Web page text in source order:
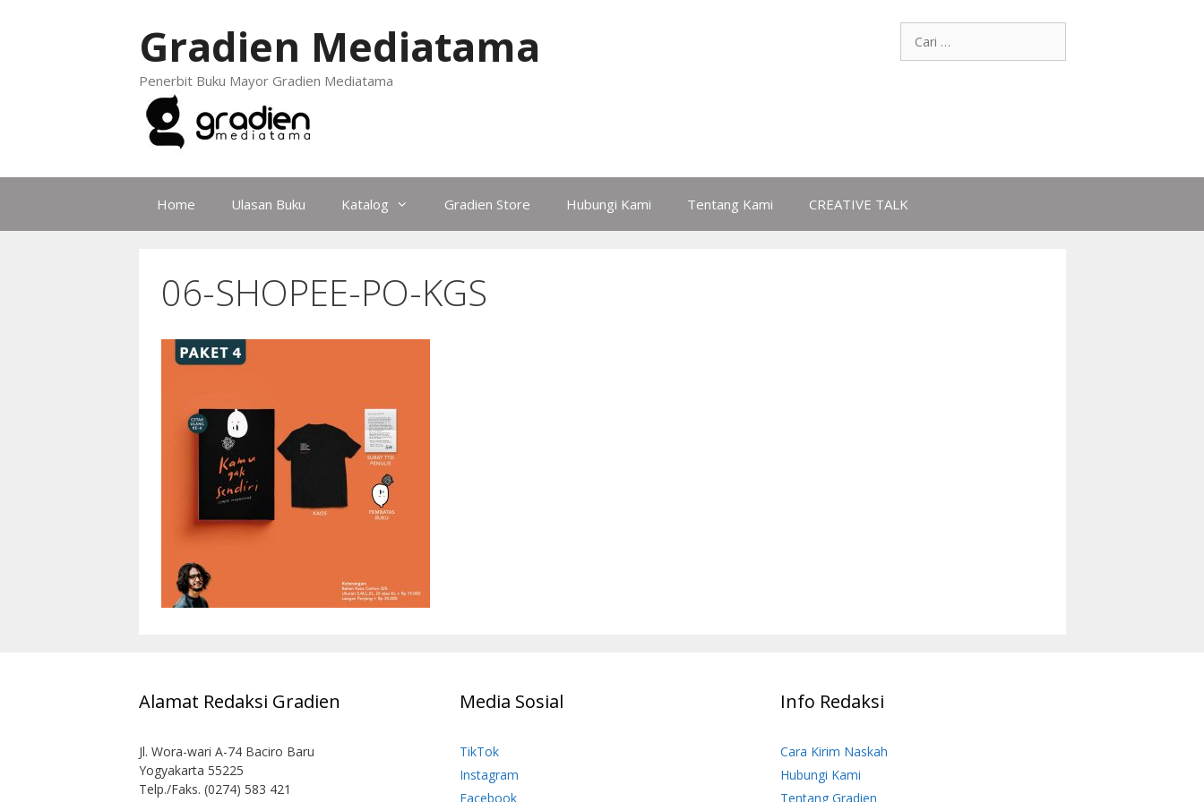
Gradien Mediatama
Penerbit Buku Mayor Gradien Mediatama
Home Ulasan Buku Katalog Gradien Store Hubungi Kami Tentang Kami CREATIVE TALK
06-SHOPEE-PO-KGS
Alamat Redaksi Gradien
Jl. Wora-wari A-74 Baciro Baru
Yogyakarta 55225
Telp./Faks. (0274) 583 421
Media Sosial
TikTok
Instagram
Facebook
Info Redaksi
Cara Kirim Naskah
Hubungi Kami
Tentang Gradien